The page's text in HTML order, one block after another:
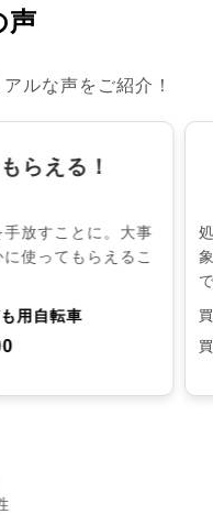
声
ルな声をご紹介！
らえる！
放すことに。大事
使ってもらえるこ
用自転車